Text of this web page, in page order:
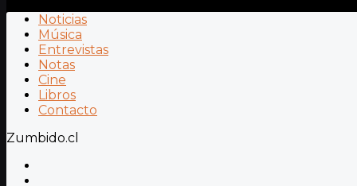
Noticias
Música
Entrevistas
Notas
Cine
Libros
Contacto
Zumbido.cl